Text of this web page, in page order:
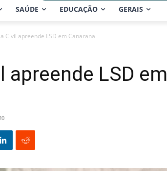
SAÚDE EDUCAÇÃO GERAIS
Civil apreende LSD em Canarana
apreende LSD em